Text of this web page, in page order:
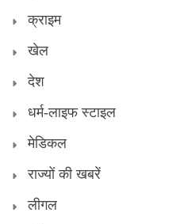
क्राइम
खेल
देश
धर्म-लाइफ स्टाइल
मेडिकल
राज्यों की खबरें
लीगल